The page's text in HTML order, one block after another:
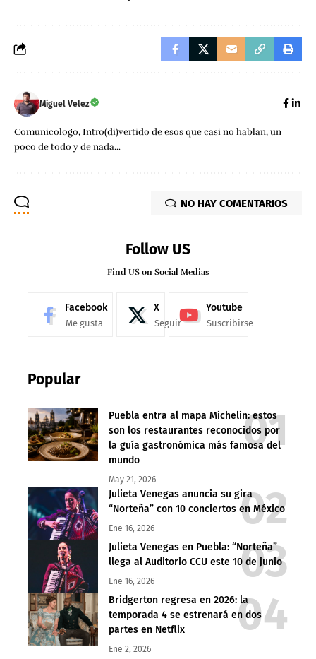
Miguel Velez
Comunicologo, Intro(di)vertido de esos que casi no hablan, un
poco de todo y de nada...
NO HAY COMENTARIOS
Follow US
Find US on Social Medias
Facebook
Me gusta
X
Seguir
Youtube
Suscribirse
Popular
Puebla entra al mapa Michelin: estos
son los restaurantes reconocidos por
la guía gastronómica más famosa del
mundo
May 21, 2026
Julieta Venegas anuncia su gira
“Norteña” con 10 conciertos en México
Ene 16, 2026
Julieta Venegas en Puebla: “Norteña”
llega al Auditorio CCU este 10 de junio
Ene 16, 2026
Bridgerton regresa en 2026: la
temporada 4 se estrenará en dos
partes en Netflix
Ene 2, 2026